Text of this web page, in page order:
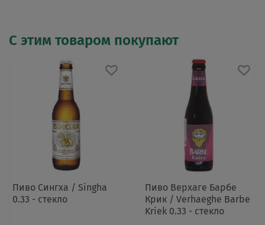
С этим товаром покупают
Пиво Сингха / Singha
0.33 - стекло
Пиво Верхаге Барбе
Крик / Verhaeghe Barbe
Kriek 0.33 - стекло